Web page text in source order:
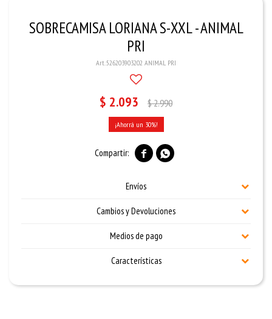
SOBRECAMISA LORIANA S-XXL - ANIMAL
PRI
526203903202 ANIMAL PRI
$ 2.093 $2.990
30
 
Envíos
Cambios y Devoluciones
Medios de pago
Características